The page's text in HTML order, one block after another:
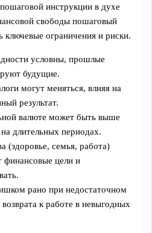
инструкции в духе
свободы пошаговый
ключевые ограничения и риски.
условны, прошлые
будущие.
могут меняться, влияя на
результат.
валюте может быть выше
длительных периодах.
(здоровье, семья, работа)
финансовые цели и
рано при недостаточном
возврата к работе в невыгодных